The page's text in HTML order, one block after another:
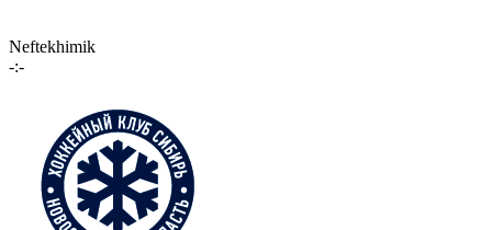
Neftekhimik
-:-